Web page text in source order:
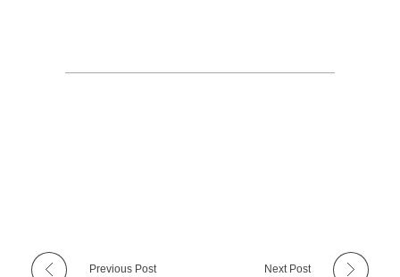
Previous Post Next Post